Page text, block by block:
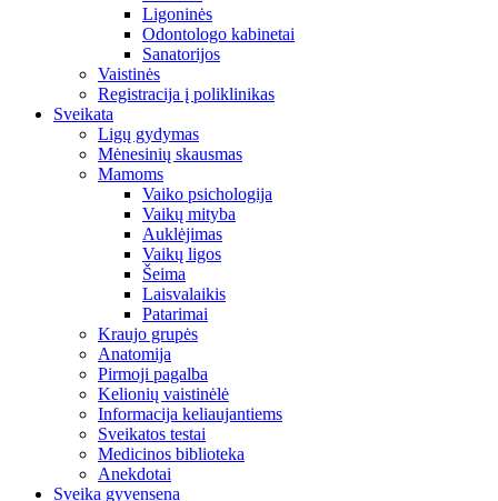
Ligoninės
Odontologo kabinetai
Sanatorijos
Vaistinės
Registracija į poliklinikas
Sveikata
Ligų gydymas
Mėnesinių skausmas
Mamoms
Vaiko psichologija
Vaikų mityba
Auklėjimas
Vaikų ligos
Šeima
Laisvalaikis
Patarimai
Kraujo grupės
Anatomija
Pirmoji pagalba
Kelionių vaistinėlė
Informacija keliaujantiems
Sveikatos testai
Medicinos biblioteka
Anekdotai
Sveika gyvensena